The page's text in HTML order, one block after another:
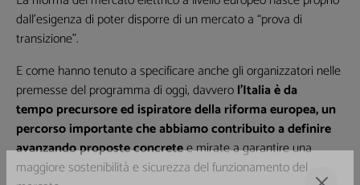
dall’esigenza di poter disporre di un mercato a “prova di
transizione”.
E come hanno tenuto a specificare anche gli organizzatori nelle
premesse del programma di oggi, davverol’Italia è da
tempo precursore ed ispiratore della riforma europea, un
percorso importante che abbiamo contribuito a definire
avanzando proposte concretee mirate a garantire una
maggiore sostenibilità e sicurezza del funzionamento del